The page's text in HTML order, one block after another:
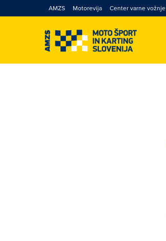
AMZS Motorevija Center varne vožnje